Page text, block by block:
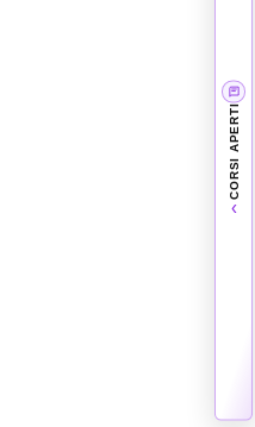
CORSI APERTI
›